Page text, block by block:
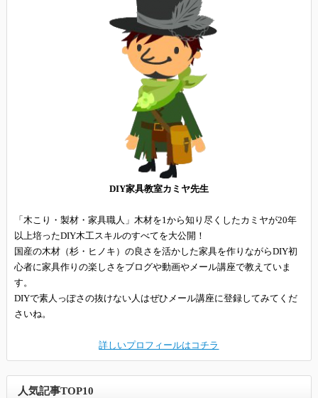
DIY家具教室カミヤ先生
「木こり・製材・家具職人」木材を1から知り尽くしたカミヤが20年
以上培ったDIY木工スキルのすべてを大公開！
国産の木材（杉・ヒノキ）の良さを活かした家具を作りながらDIY初
心者に家具作りの楽しさをブログや動画やメール講座で教えていま
す。
DIYで素人っぽさの抜けない人はぜひメール講座に登録してみてくだ
さいね。
詳しいプロフィールはコチラ
人気記事TOP10